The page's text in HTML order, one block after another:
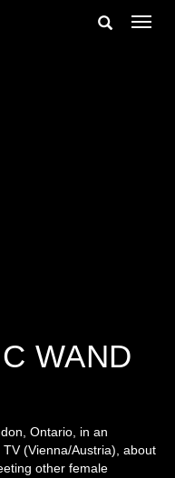
Suche
WAND
Ontario, in an
(Vienna/Austria), about
other female